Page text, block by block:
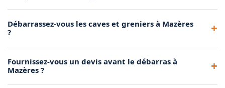
réutilisables vers des associations ou des filières de
Débarrassez-vous les caves et greniers à Mazères
?
tout espace encombré à Mazères, même en accès difficile.
Fournissez-vous un devis avant le débarras à
Mazères ?